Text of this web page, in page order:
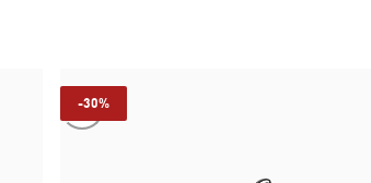
-30%